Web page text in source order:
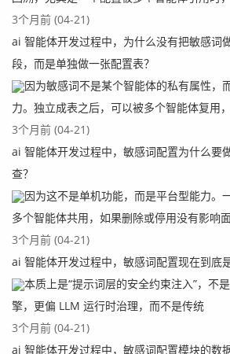
3个月前 (04-21)
ai 智能体开发过程中，为什么没有把敏感词
段，而是单独做一张配置表？
因为敏感词不是某个智能体的私有属性，
力。独立成表之后，可以被多个智能体复用
3个月前 (04-21)
ai 智能体开发过程中，敏感词配置为什么要
查？
因为这不是单机功能，而是平台型能力。
多个智能体共用，如果删除或停用没有影响
3个月前 (04-21)
ai 智能体开发过程中，敏感词配置现在到底
本质上是“提示词层的安全约束注入”，不
擎，更偏 LLM 运行时治理，而不是传统
3个月前 (04-21)
ai 智能体开发过程中，敏感词配置模块的数